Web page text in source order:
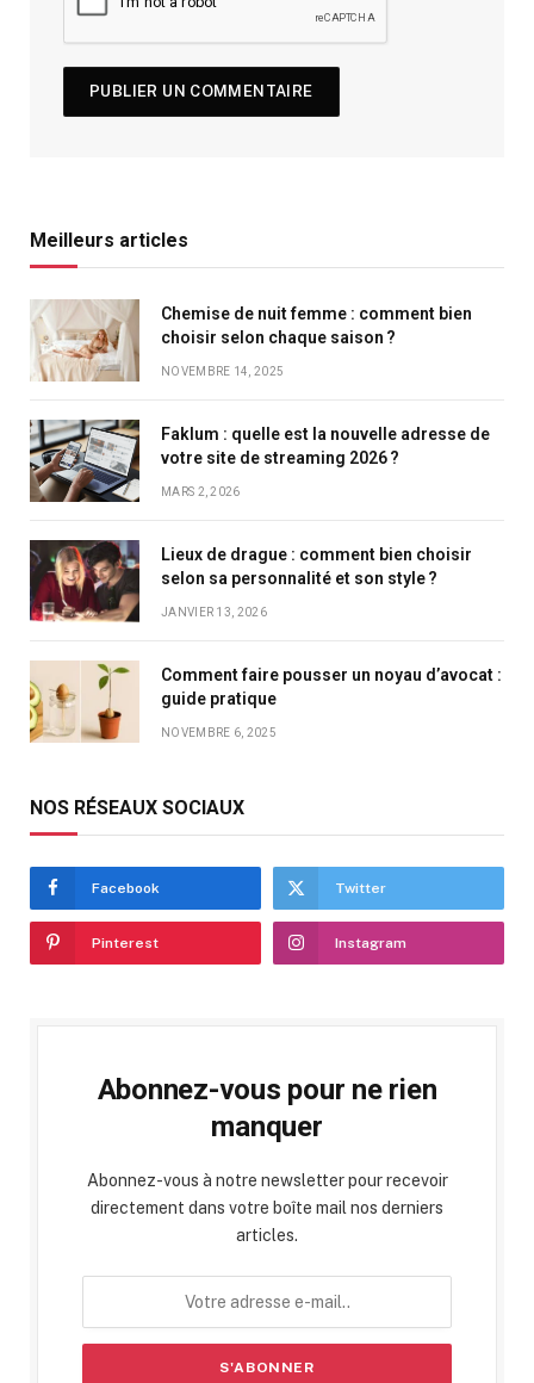
Meilleurs articles
Chemise de nuit femme : comment bien
choisir selon chaque saison ?
NOVEMBRE 14, 2025
Faklum : quelle est la nouvelle adresse de
votre site de streaming 2026 ?
MARS 2, 2026
Lieux de drague : comment bien choisir
selon sa personnalité et son style ?
JANVIER 13, 2026
Comment faire pousser un noyau d’avocat :
guide pratique
NOVEMBRE 6, 2025
NOS RÉSEAUX SOCIAUX
Facebook Twitter
Pinterest Instagram
Abonnez-vous pour ne rien
manquer
Abonnez-vous à notre newsletter pour recevoir
directement dans votre boîte mail nos derniers
articles.